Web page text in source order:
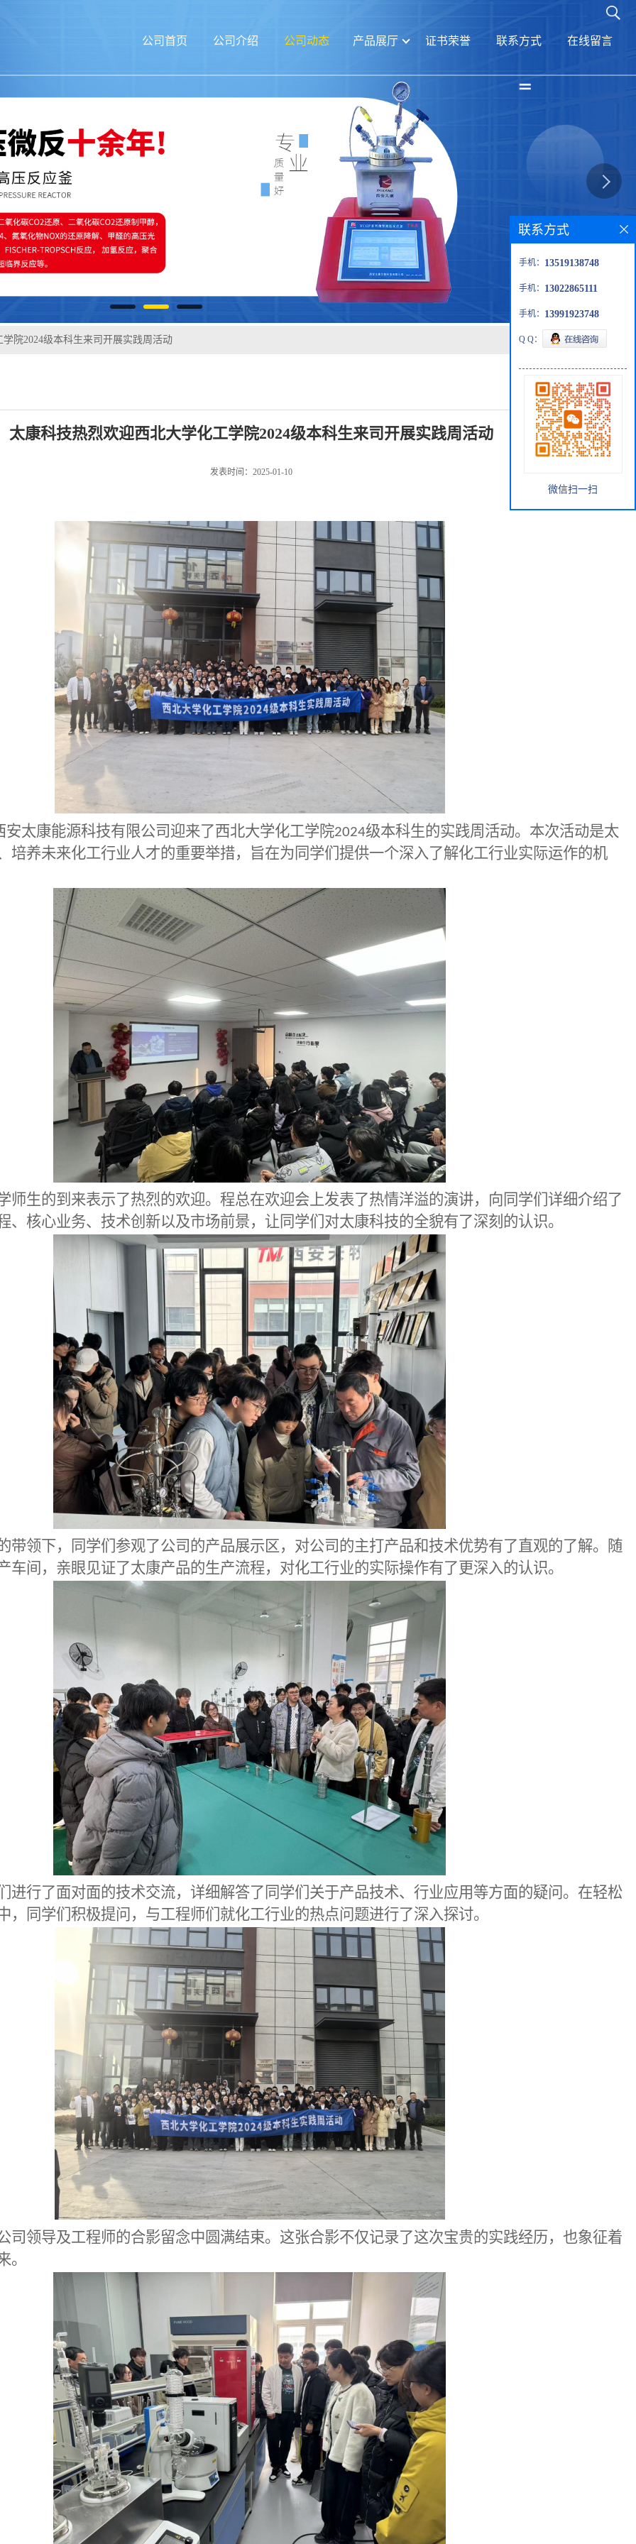
公司首页 公司介绍 公司动态 产品展厅 证书荣誉 联系方式 在线留言
院2024级本科生来司开展实践周活动
太康科技热烈欢迎西北大学化工学院2024级本科生来司开展实践周活动
发表时间：2025-01-10
安太康能源科技有限公司迎来了西北大学化工学院2024级本科生的实践周活动。本次活动是太
培养未来化工行业人才的重要举措，旨在为 同学们提供一个深入了解化工行业实际运作的机
师生的到来表示了热烈的欢迎。程总在欢迎会上发表了热情洋溢的演讲，向 同学们详细介绍了
、核心业务、技术创新以及市场前景，让 同学们对太康科技的全貌有了深刻的认识。
带领下， 同学们参观了公司的产品展示区，对公司的主打产品和技术优势有了直观的了解。随
车间，亲眼见证了 太康产品的生产流程，对化工行业的实际操作有了更深入的认识。
进行了面对面的技术交流，详细解答了 同学们关于产品技术、行业应用等方面的疑问。在轻松
，
同学们积极提问，与工程师们就化工行业的热点问题进行了深入探讨。
司领导及工程师的合影留念中圆满结束。这张合影不仅记录了这次宝贵的实践经历，也象征着
。
联系方式
手机： 13519138748
手机： 13022865111
手机： 13991923748
Q Q：
微信扫一扫